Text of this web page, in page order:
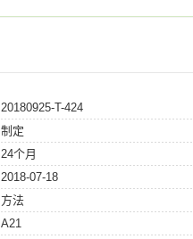
20180925-T-424
制定
24个月
2018-07-18
方法
A21